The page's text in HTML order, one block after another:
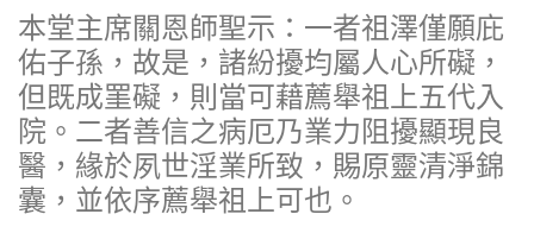
本堂主席關恩師聖示：一者祖澤僅願庇
佑子孫，故是，諸紛擾均屬人心所礙，
但既成罣礙，則當可藉薦舉祖上五代入
院。二者善信之病厄乃業力阻擾顯現良
醫，緣於夙世淫業所致，賜原靈清淨錦
囊，並依序薦舉祖上可也。